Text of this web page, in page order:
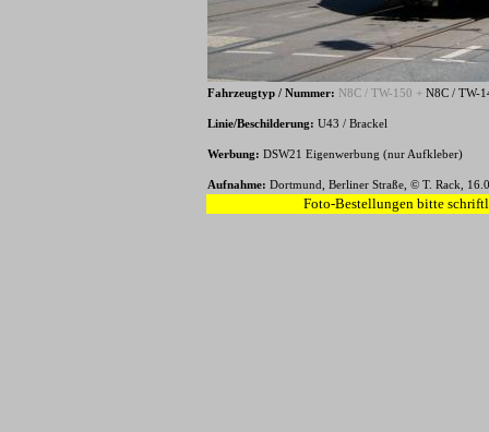
Fahrzeugtyp / Nummer: N8C / TW-150 + N8C / TW-
Linie/Beschilderung: U43 / Brackel
Werbung: DSW21 Eigenwerbung (nur Aufkleber)
Aufnahme: Dortmund, Berliner Straße, © T. Rack,
Foto-Bestellungen bitte